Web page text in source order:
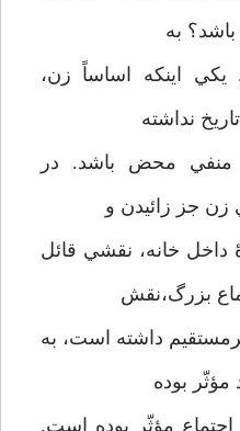
باشد؟ به
اينكه اساساً زن،
نداشته
منفي محض باشد. در
زن جز زائيدن و
خانه، نقشي قائل
بزرگ،‌نقش
داشته است، به
مؤثّر بوده
اجتماع مؤثّر بوده است.